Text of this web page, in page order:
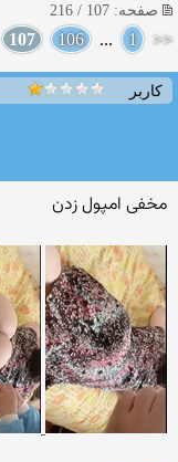
صفحه: 107 / 216
<<
1
...
106
107
کاربر
مخفی امپول زدن